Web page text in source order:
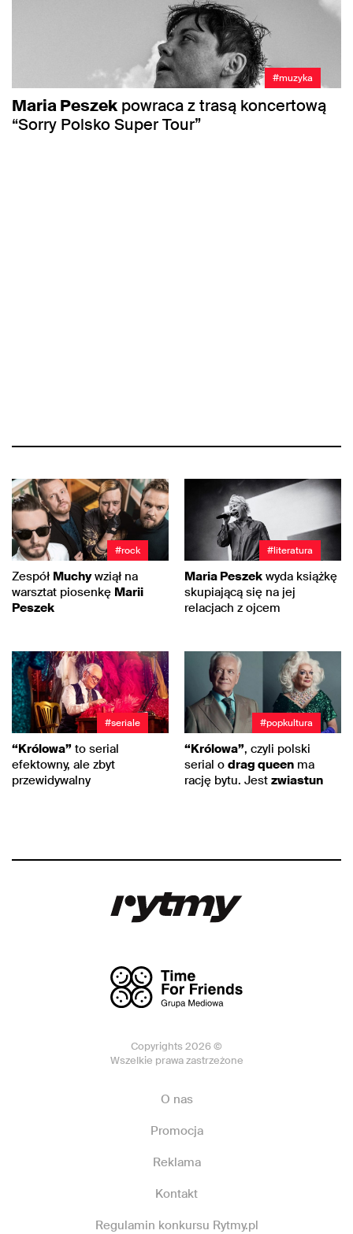
#muzyka
Maria Peszek powraca z trasą koncertową
“Sorry Polsko Super Tour”
#rock
Zespół Muchywziął na
warsztat piosenkę Marii
Peszek
#literatura
Maria Peszek wyda książkę
skupiającą się na jej
relacjach z ojcem
#seriale
“Królowa” to serial
efektowny, ale zbyt
przewidywalny
#popkultura
“Królowa”, czyli polski
serial o drag queen ma
rację bytu. Jest zwiastun
Copyrights 2026 ©
Wszelkie prawa zastrzeżone
O nas
Promocja
Reklama
Kontakt
Regulamin konkursu Rytmy.pl